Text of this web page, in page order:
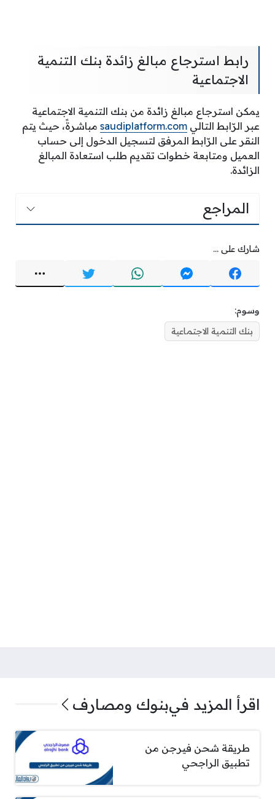
رابط استرجاع مبالغ زائدة بنك التنمية
الاجتماعية
يمكن استرجاع مبالغ زائدة من بنك التنمية الاجتماعية
عبر الرّابط التالي saudiplatform.com مباشرةً، حيث يتم
النقر على الرّابط المرفق لتسجيل الدخول إلى حساب
العميل ومتابعة خطوات تقديم طلب استعادة المبالغ
الزائدة.
المراجع
شارك على ...
وسوم:
بنك التنمية الاجتماعية
اقرأ المزيد فيبنوك ومصارف
طريقة شحن فيرجن من
تطبيق الراجحي